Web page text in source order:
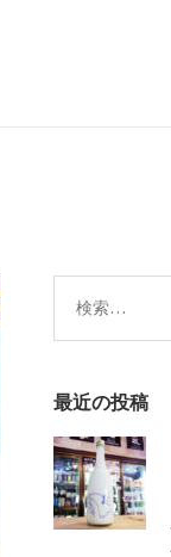
検
索:
最近の投稿